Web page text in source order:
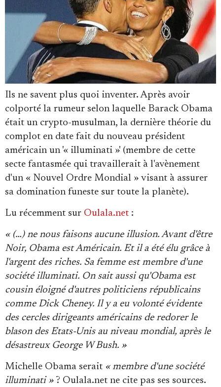
Ils ne savent plus quoi inventer. Après avoir
colporté la rumeur selon laquelle Barack Obama
était un crypto-musulman, la dernière théorie du
complot en date fait du nouveau président
américain un '« illuminati »' (membre de cette
secte fantasmée qui travaillerait à l'avènement
d'un « Nouvel Ordre Mondial » visant à assurer
sa domination funeste sur toute la planète).
Lu récemment sur Oulala.net :
« (…) ne nous faisons aucune illusion. Avant d'être
Noir, Obama est Américain. Et il a été élu grâce à
l'argent des riches. Sa femme est membre d'une
société illuminati. On sait aussi qu'Obama est
cousin éloigné d'autres politiciens républicains
comme Dick Cheney. Il y a eu volonté évidente
des cercles dirigeants américains de redorer le
blason des Etats-Unis au niveau mondial, après le
désastreux George W Bush. »
Michelle Obama serait « membre d'une société
illuminati »? Oulala.net ne cite pas ses sources.